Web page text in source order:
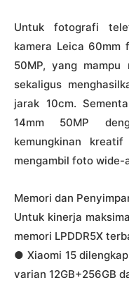
Untuk fotografi
kamera Leica 60mm
50MP, yang mampu
sekaligus
jarak 10cm.
14mm 50MP
kemungkinan kreatif
mengambil foto wide-
Memori dan
Untuk kinerja
memori LPDDR5X
● Xiaomi 15
varian 12GB+256GB